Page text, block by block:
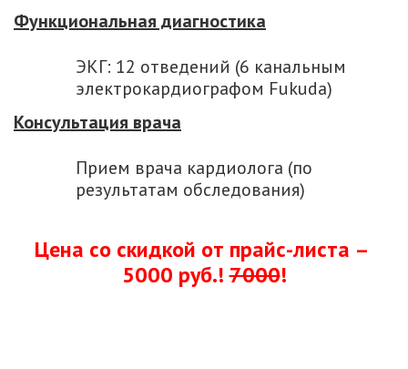
Функциональная диагностика
ЭКГ: 12 отведений (6 канальным
электрокардиографом Fukuda)
Консультация врача
Прием врача кардиолога (по
результатам обследования)
Цена со скидкой от прайс-листа –
5000 руб.!7000!